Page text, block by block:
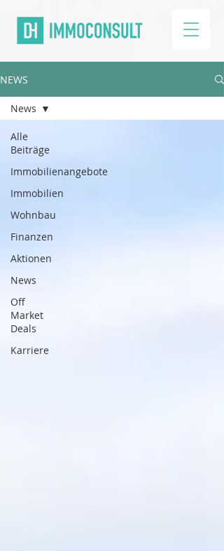
NEWS
Alle
Beiträge
Immobilienangebote
Immobilien
Wohnbau
Finanzen
Aktionen
News
Off
Market
Deals
Karriere
News